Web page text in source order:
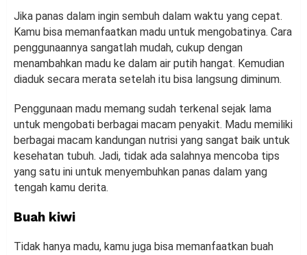
Jika panas dalam ingin sembuh dalam waktu yang cepat.
Kamu bisa memanfaatkan madu untuk mengobatinya. Cara
penggunaannya sangatlah mudah, cukup dengan
menambahkan madu ke dalam air putih hangat. Kemudian
diaduk secara merata setelah itu bisa langsung diminum.
Penggunaan madu memang sudah terkenal sejak lama
untuk mengobati berbagai macam penyakit. Madu memiliki
berbagai macam kandungan nutrisi yang sangat baik untuk
kesehatan tubuh. Jadi, tidak ada salahnya mencoba tips
yang satu ini untuk menyembuhkan panas dalam yang
tengah kamu derita.
Buah kiwi
Tidak hanya madu, kamu juga bisa memanfaatkan buah